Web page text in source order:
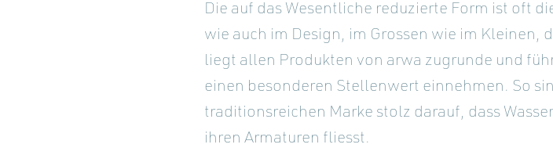
Die auf das Wesentliche reduzierte Form ist oft
wie auch im Design, im Grossen wie im Kleinen,
liegt allen Produkten von arwa zugrunde und
einen besonderen Stellenwert einnehmen. So
traditionsreichen Marke stolz darauf, dass
ihren Armaturen fliesst.